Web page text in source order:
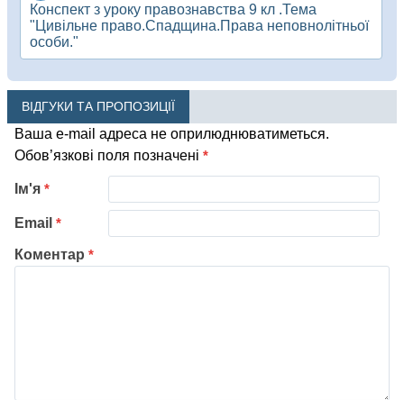
Конспект з уроку правознавства 9 кл .Тема
"Цивільне право.Спадщина.Права неповнолітньої
особи."
ВІДГУКИ ТА ПРОПОЗИЦІЇ
Ваша e-mail адреса не оприлюднюватиметься.
Обов’язкові поля позначені *
Коментар *
Ім'я *
Email *